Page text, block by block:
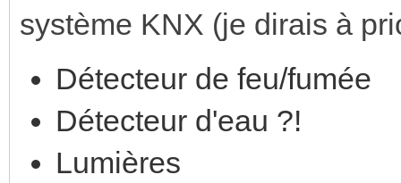
système KNX (je dirais à
Détecteur de feu/fumée
Détecteur d'eau ?!
Lumières